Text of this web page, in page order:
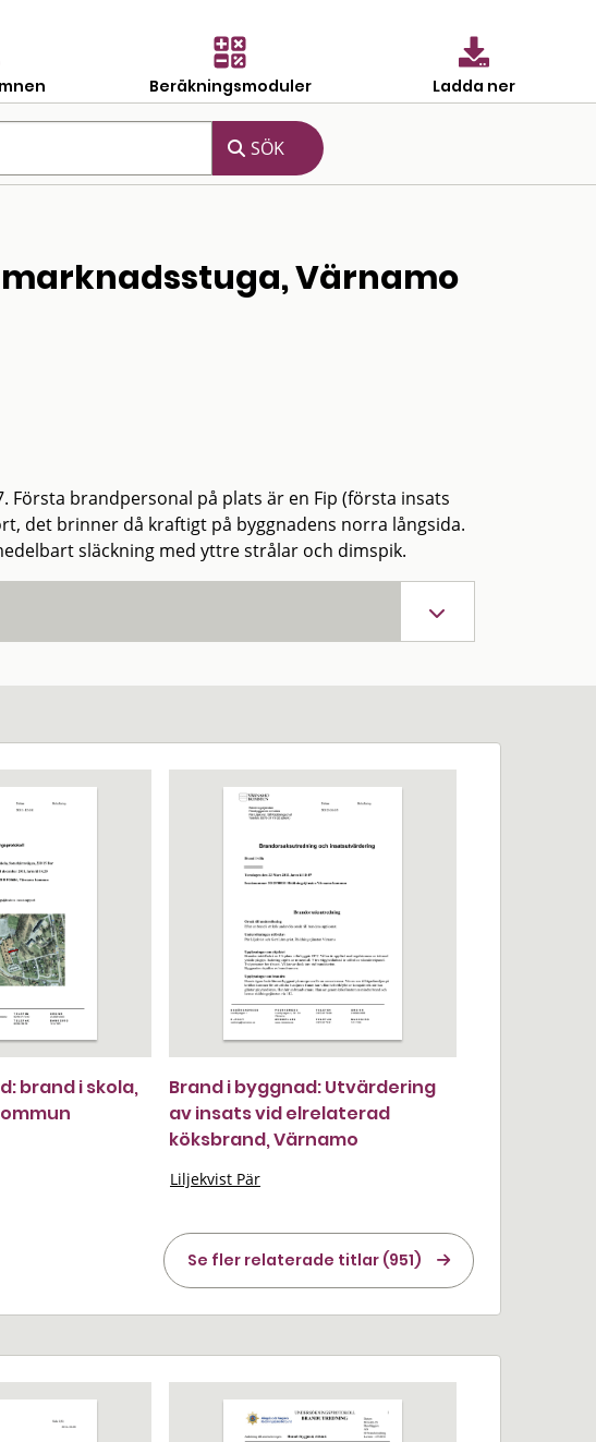
Beräkningsmoduler Ladda ner
Värnamo
Första brandpersonal på plats är en Fip (första insats
det brinner då kraftigt på byggnadens norra långsida.
släckning med yttre strålar och dimspik.
brand i skola,
Brand i byggnad: Utvärdering
av insats vid elrelaterad
köksbrand, Värnamo
Liljekvist Pär
Se fler relaterade titlar (951)